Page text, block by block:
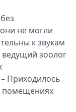
не могли
к звукам
зоолог
Приходилось
помещениях